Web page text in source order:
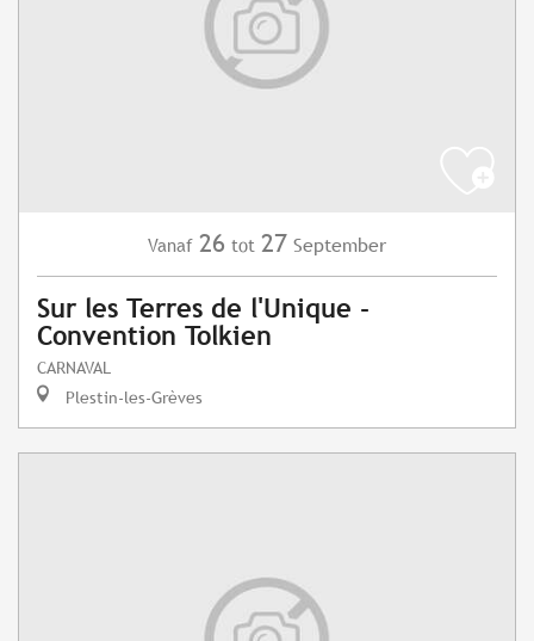
Vanaf 26 tot 27 September
Sur les Terres de l'Unique -
Convention Tolkien
CARNAVAL
Plestin-les-Grèves